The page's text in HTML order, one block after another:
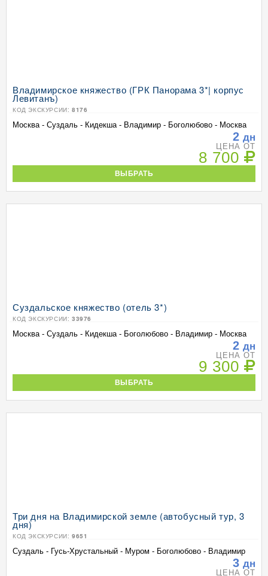
Владимирское княжество (ГРК Панорама 3*| корпус
Левитанъ)
КОД ЭКСКУРСИИ: 8176
Москва - Суздаль - Кидекша - Владимир - Боголюбово - Москва
2 дн
ЦЕНА ОТ
8 700
ВЫБРАТЬ
Суздальское княжество (отель 3*)
КОД ЭКСКУРСИИ: 33976
Москва - Суздаль - Кидекша - Боголюбово - Владимир - Москва
2 дн
ЦЕНА ОТ
9 300
ВЫБРАТЬ
Три дня на Владимирской земле (автобусный тур, 3
дня)
КОД ЭКСКУРСИИ: 9651
Суздаль - Гусь-Хрустальный - Муром - Боголюбово - Владимир
3 дн
ЦЕНА ОТ